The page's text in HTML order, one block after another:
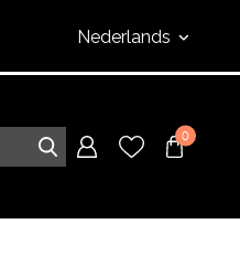
Nederlands
0